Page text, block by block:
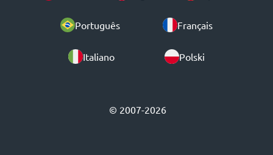
Português Français
Italiano Polski
© 2007-2026